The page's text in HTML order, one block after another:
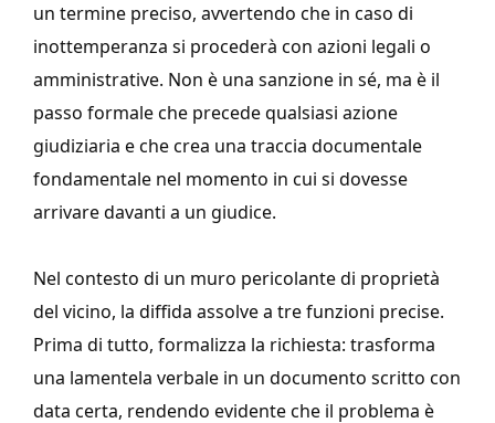
un termine preciso, avvertendo che in caso di
inottemperanza si procederà con azioni legali o
amministrative. Non è una sanzione in sé, ma è il
passo formale che precede qualsiasi azione
giudiziaria e che crea una traccia documentale
fondamentale nel momento in cui si dovesse
arrivare davanti a un giudice.
Nel contesto di un muro pericolante di proprietà
del vicino, la diffida assolve a tre funzioni precise.
Prima di tutto, formalizza la richiesta: trasforma
una lamentela verbale in un documento scritto con
data certa, rendendo evidente che il problema è